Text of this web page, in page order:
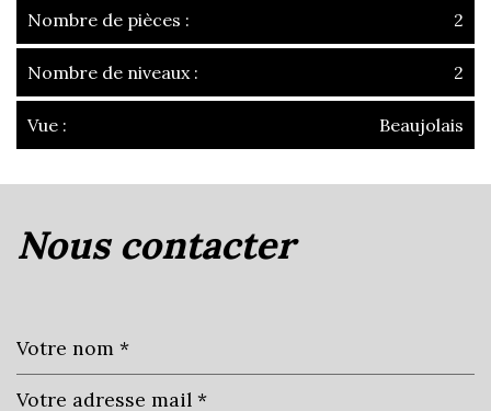
Nombre de pièces : 2
Nombre de niveaux : 2
Vue : Beaujolais
+
nous contacter